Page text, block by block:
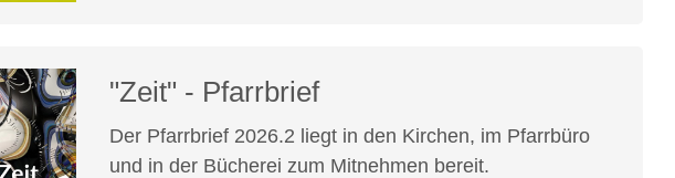
"Zeit" - Pfarrbrief
Der Pfarrbrief 2026.2 liegt in den Kirchen, im Pfarrbüro
und in der Bücherei zum Mitnehmen bereit.